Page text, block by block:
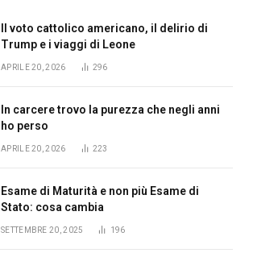
Il voto cattolico americano, il delirio di
Trump e i viaggi di Leone
APRILE 20, 2026 296
In carcere trovo la purezza che negli anni
ho perso
APRILE 20, 2026 223
Esame di Maturità e non più Esame di
Stato: cosa cambia
SETTEMBRE 20, 2025 196